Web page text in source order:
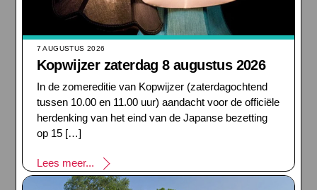
7 AUGUSTUS 2026
Kopwijzer zaterdag 8 augustus 2026
In de zomereditie van Kopwijzer (zaterdagochtend
tussen 10.00 en 11.00 uur) aandacht voor de officiële
herdenking van het eind van de Japanse bezetting
op 15 […]
Lees meer...